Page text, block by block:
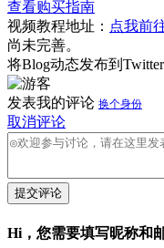
查看购买指南
视频教程地址： 点我前
尚未完善。
将Blog动态发布到
发表我的评论 换个身份
取消评论
提交评论
Hi，您需要填写昵称和